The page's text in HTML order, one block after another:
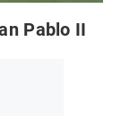
Pablo II